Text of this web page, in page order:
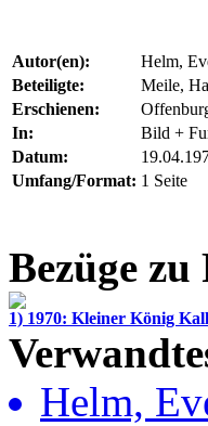
Autor(en):
Helm,
Beteiligte:
Meile,
Erschienen:
In:
Bild +
Datum:
Umfang/Format: 1 Seite
Bezüge
1) 1970: Kleiner König
Helm,